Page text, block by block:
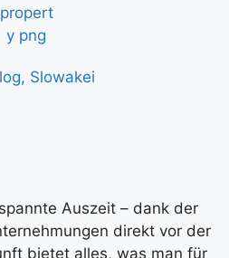
Slowakei
Auszeit – dank der
direkt vor der
bietet alles, was man für